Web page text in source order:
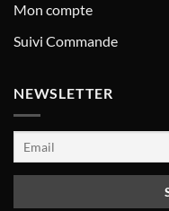
Mon compte
Suivi Commande
NEWSLETTER